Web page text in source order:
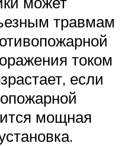
травмам
током
если
мощная